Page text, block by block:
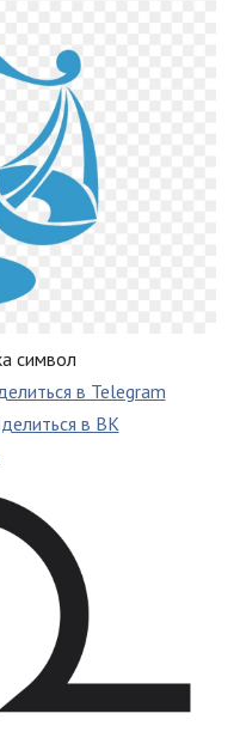
символ
в Telegram
в ВК